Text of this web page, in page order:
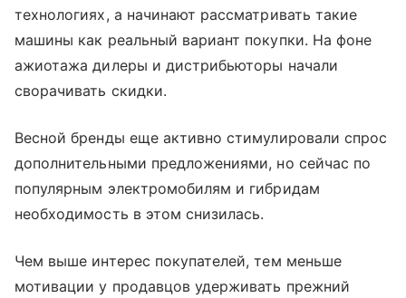
технологиях, а начинают рассматривать такие
машины как реальный вариант покупки. На фоне
ажиотажа дилеры и дистрибьюторы начали
сворачивать скидки.
Весной бренды еще активно стимулировали спрос
дополнительными предложениями, но сейчас по
популярным электромобилям и гибридам
необходимость в этом снизилась.
Чем выше интерес покупателей, тем меньше
мотивации у продавцов удерживать прежний